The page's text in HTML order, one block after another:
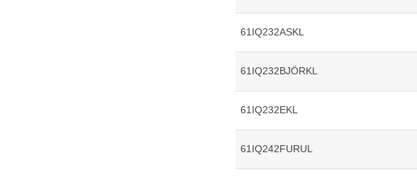
61IQ232ASKL
61IQ232BJÖRKL
61IQ232EKL
61IQ242FURUL